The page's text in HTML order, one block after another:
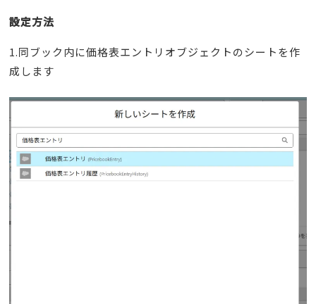
設定方法
1.同ブック内に価格表エントリオブジェクトのシートを作
成します